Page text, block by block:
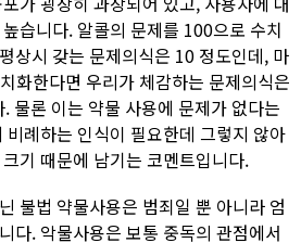
습니다. 알콜의 문제를 100으로 수치
상시 갖는 문제의식은 10 정도인데, 마
화한다면 우리가 체감하는 문제의식은
물론 이는 약물 사용에 문제가 없다는
례하는 인식이 필요한데 그렇지 않아
기 때문에 남기는 코멘트입니다.
불법 약물사용은 범죄일 뿐 아니라 엄
다. 악물사용은 보통 중독의 관점에서